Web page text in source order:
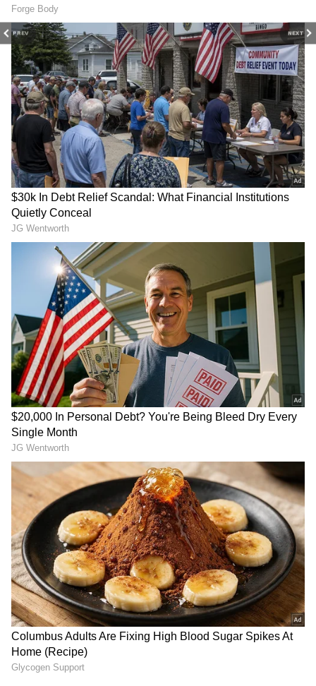
PREV NEXT
LATEST VIDEOS
ప్రెస్ మీట్ పెట్టి మరీ జగన్ పరువుతీసిన
హోమ్ మంత్రి అనిత | Anitha Vangalapudi
Strong Counter to Jagan
తమిళనాడు బడ్జెట్ విజయ్ ఆసక్తికర
కేటాయింపులు | Tamil Nadu CM Vijay
Mega Budget 2026